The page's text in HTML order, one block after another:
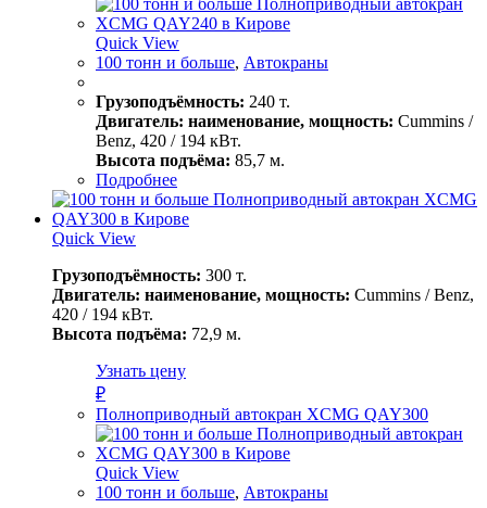
Quick View
100 тонн и больше, Автокраны
Грузоподъёмность: 240 т.
Двигатель: наименование, мощность: Cummins /
Benz, 420 / 194 кВт.
Высота подъёма: 85,7 м.
Подробнее
Quick View
Грузоподъёмность: 300 т.
Двигатель: наименование, мощность: Cummins / Benz,
420 / 194 кВт.
Высота подъёма: 72,9 м.
Узнать цену
₽
Полноприводный автокран XCMG QAY300
Quick View
100 тонн и больше, Автокраны